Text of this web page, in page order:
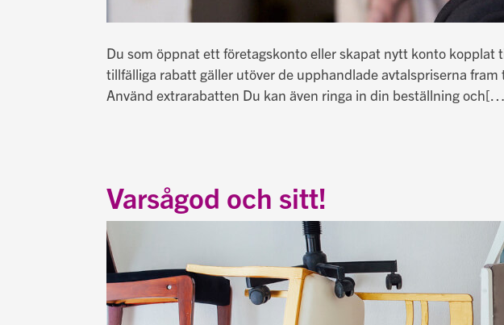
Du som öppnat ett företagskonto eller skapat nytt konto
tillfälliga rabatt gäller utöver de upphandlade avtalspriserna
Använd extrarabatten Du kan även ringa in din beställning och
Varsågod och sitt!